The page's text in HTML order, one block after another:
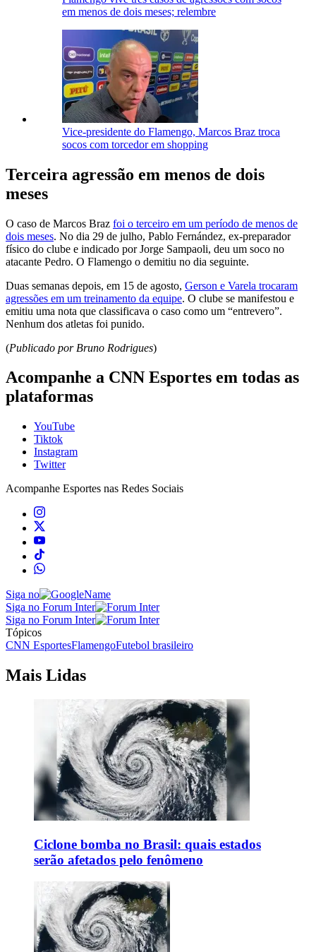
em menos de dois meses; relembre
Vice-presidente do Flamengo, Marcos Braz troca
socos com torcedor em shopping
Terceira agressão em menos de dois
meses
O caso de Marcos Braz foi o terceiro em um período de menos de
dois meses. No dia 29 de julho, Pablo Fernández, ex-preparador
físico do clube e indicado por Jorge Sampaoli, deu um soco no
atacante Pedro. O Flamengo o demitiu no dia seguinte.
Duas semanas depois, em 15 de agosto, Gerson e Varela trocaram
agressões em um treinamento da equipe. O clube se manifestou e
emitiu uma nota que classificava o caso como um “entrevero”.
Nenhum dos atletas foi punido.
(Publicado por Bruno Rodrigues)
Acompanhe a CNN Esportes em todas as
plataformas
YouTube
Tiktok
Instagram
Twitter
Acompanhe Esportes nas Redes Sociais
Siga no
Siga no Forum Inter
Siga no Forum Inter
Tópicos
CNN EsportesFlamengoFutebol brasileiro
Mais Lidas
Ciclone bomba no Brasil: quais estados
serão afetados pelo fenômeno